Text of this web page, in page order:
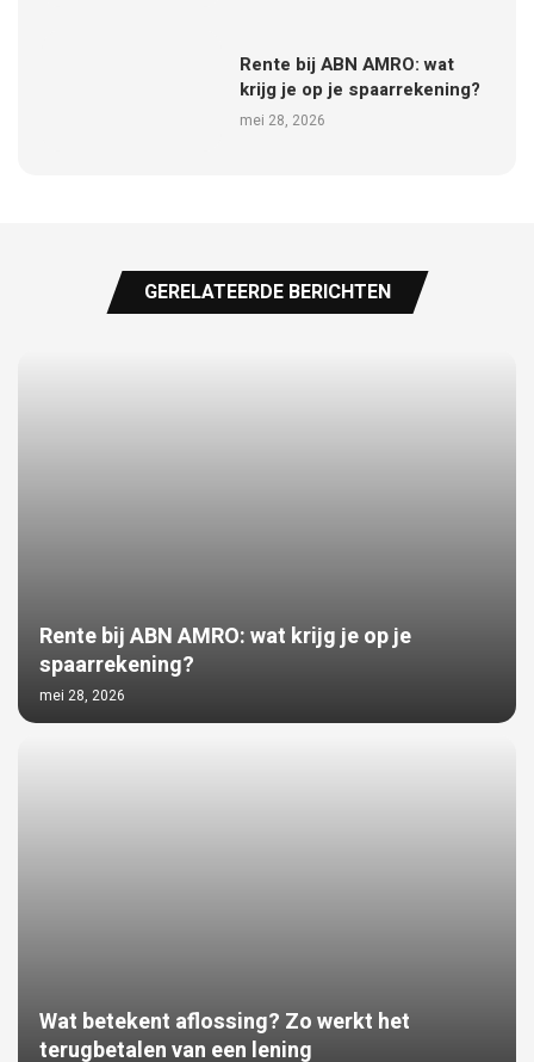
Rente bij ABN AMRO: wat
krijg je op je spaarrekening?
mei 28, 2026
GERELATEERDE BERICHTEN
Rente bij ABN AMRO: wat krijg je op je
spaarrekening?
mei 28, 2026
Wat betekent aflossing? Zo werkt het
terugbetalen van een lening